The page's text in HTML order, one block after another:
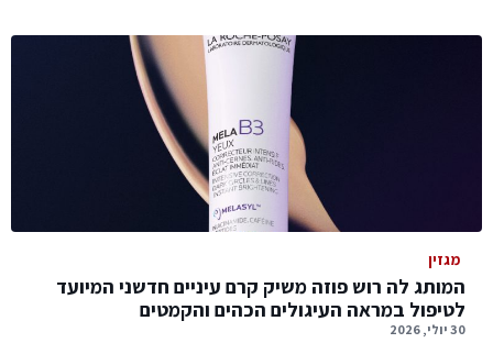
מגזין
המותג לה רוש פוזה משיק קרם עיניים חדשני המיועד
לטיפול במראה העיגולים הכהים והקמטים
30 יולי, 2026